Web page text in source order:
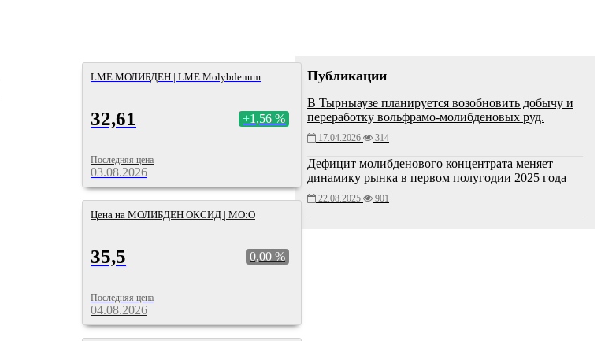
LME МОЛИБДЕН | LME Molybdenum
32,61 +1,56 %
Последняя цена
03.08.2026
Цена на МОЛИБДЕН ОКСИД | MO:O
35,5 0,00 %
Последняя цена
04.08.2026
Публикации
В Тырныаузе планируется возобновить добычу и
переработку вольфрамо-молибденовых руд.
17.04.2026 314
Дефицит молибденового концентрата меняет
динамику рынка в первом полугодии 2025 года
22.08.2025 901